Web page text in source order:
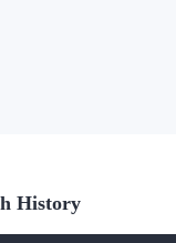
History